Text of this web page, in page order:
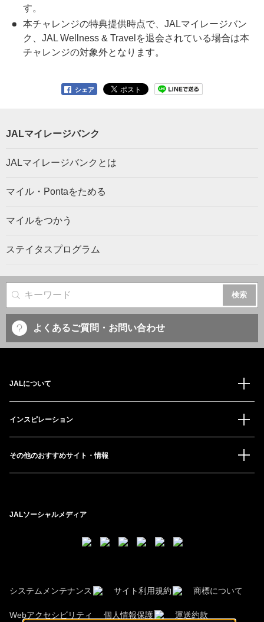
す。
本チャレンジの特典提供時点で、JALマイレージバン
ク、JAL Wellness & Travelを退会されている場合は本
チャレンジの対象外となります。
シェア
JALマイレージバンク
JALマイレージバンクとは
マイル・Pontaをためる
マイルをつかう
ステイタスプログラム
サイト内検索
よくあるご質問・お問い合わせ
JALについて
インスピレーション
その他のおすすめサイト・情報
JALソーシャルメディア
システムメンテナンス サイト利用規約 商標について
Webアクセシビリティ 個人情報保護 運送約款